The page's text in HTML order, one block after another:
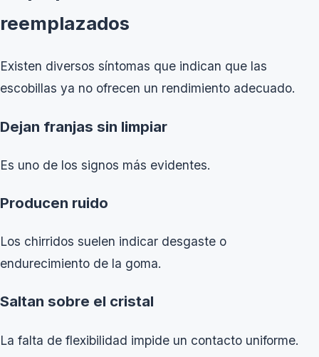
reemplazados
Existen diversos síntomas que indican que las
escobillas ya no ofrecen un rendimiento adecuado.
Dejan franjas sin limpiar
Es uno de los signos más evidentes.
Producen ruido
Los chirridos suelen indicar desgaste o
endurecimiento de la goma.
Saltan sobre el cristal
La falta de flexibilidad impide un contacto uniforme.